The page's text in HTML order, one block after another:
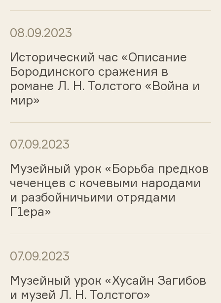
08.09.2023
Исторический час «Описание
Бородинского сражения в
романе Л. Н. Толстого «Война и
мир»
07.09.2023
Музейный урок «Борьба предков
чеченцев с кочевыми народами
и разбойничьими отрядами
Г1ера»
07.09.2023
Музейный урок «Хусайн Загибов
и музей Л. Н. Толстого»